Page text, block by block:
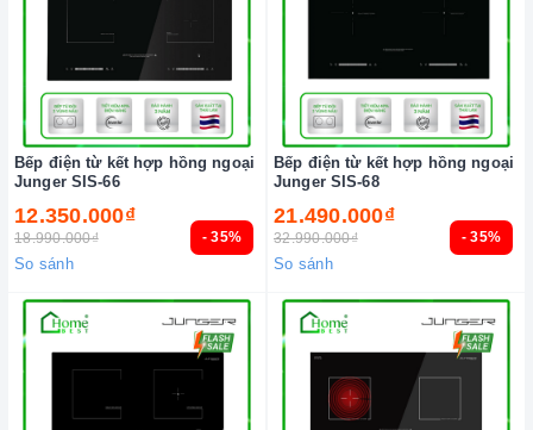
- 35%
Bếp điện từ kết hợp hồng ngoại
Junger SIS-66
12.350.000₫
18.990.000₫
So sánh
- 35%
Bếp điện từ kết hợp hồng ngoại
Junger SIS-68
21.490.000₫
32.990.000₫
So sánh